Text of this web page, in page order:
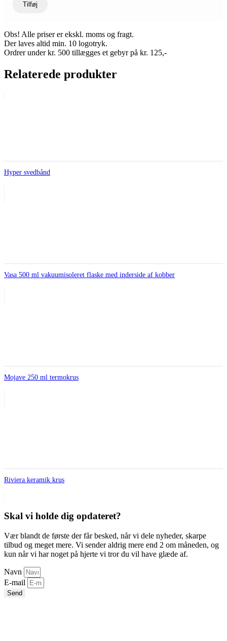
Tilføj
Obs! Alle priser er ekskl. moms og fragt.
Der laves altid min. 10 logotryk.
Ordrer under kr. 500 tillægges et gebyr på kr. 125,-
Relaterede produkter
Hyper svedbånd
Vasa 500 ml vakuumisoleret flaske med inderside af kobber
Mojave 250 ml termokrus
Riviera keramik krus
Skal vi holde dig opdateret?
Vær blandt de første der får besked, når vi dele nyheder, skarpe
tilbud og meget mere. Vi sender aldrig mere end 2 om måneden, og
kun når vi har noget på hjerte vi tror du vil have glæde af.
Navn
E-mail
Send